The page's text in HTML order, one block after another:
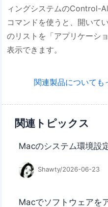
ィングシステムのControl-
コマンドを使うと、開いて
のリストを「アプリケーシ
表示できます。
関連製品について
関連トピックス
Macのシステム環境設
Shawty/2026-06-23
Macでソフトウェアを